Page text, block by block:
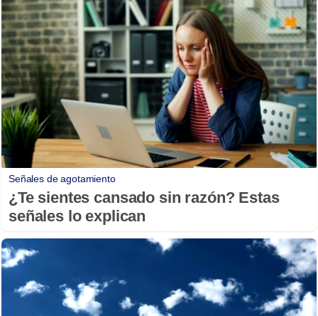
Señales de agotamiento
¿Te sientes cansado sin razón? Estas
señales lo explican